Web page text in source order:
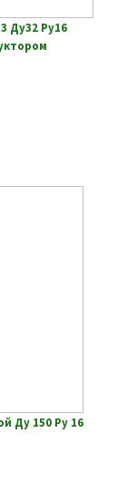
Ду32 Ру16
Ду 150 Ру 16